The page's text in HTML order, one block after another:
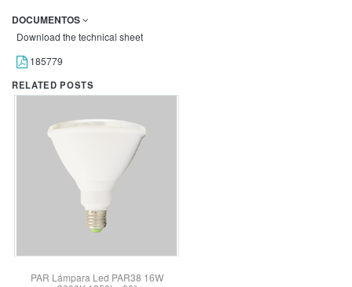
DOCUMENTOS
Download the technical sheet
185779
RELATED POSTS
PAR Lámpara Led PAR38 16W